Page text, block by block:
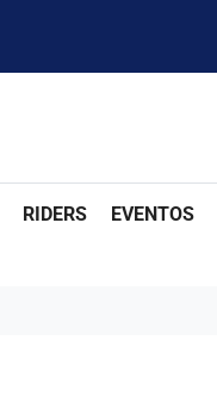
RIDERS EVENTOS